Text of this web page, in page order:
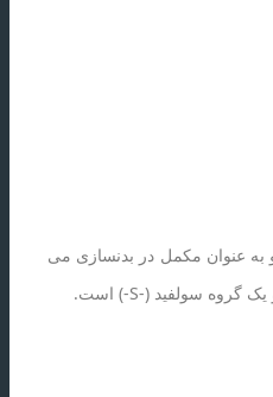
به عنوان مکمل در بدنسازی می